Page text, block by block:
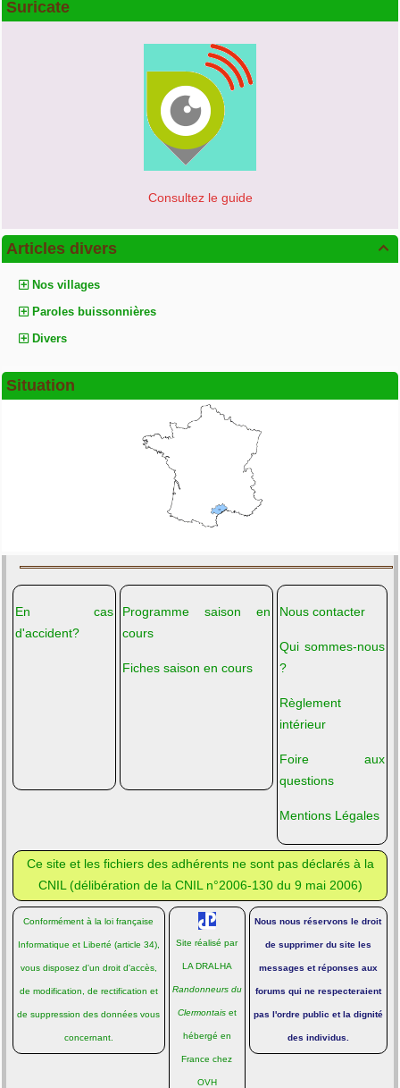
Suricate
Consultez le guide

Articles divers
Nos villages
Paroles buissonnières
Divers
Situation
En cas
d'accident?
Programme saison en
cours
Fiches saison en cours
Nous contacter
Qui sommes-nous
?
Règlement
intérieur
Foire aux
questions
Mentions Légales
Ce site et les fichiers des adhérents ne sont pas déclarés à la
CNIL (délibération de la CNIL n°2006-130 du 9 mai 2006)
Conformément à la loi française
Informatique et Liberté (article 34),
vous disposez d'un droit d'accès,
de modification, de rectification et
de suppression des données vous
concernant.
Site réalisé par
LA DRALHA
Randonneurs du
Clermontaiset
hébergé en
France chez
OVH
Nous nous réservons le droit
de supprimer du site les
messages et réponses aux
forums qui ne respecteraient
pas l'ordre public et la dignité
des individus.